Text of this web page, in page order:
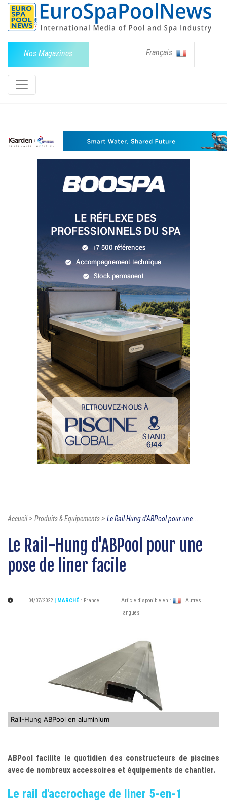
Nos Magazines Français
Accueil> Produits & Equipements> Le Rail-Hung d'ABPool pour une...
Le Rail-Hung d'ABPool pour une
pose de liner facile
04/07/2022 | MARCHÉ : France Article disponible en :
| Autres
langues
Rail-Hung ABPool en aluminium
ABPool facilite le quotidien des constructeurs de piscines
avec de nombreux accessoires et équipements de chantier.
Le rail d'accrochage de liner 5-en-1